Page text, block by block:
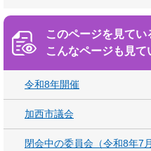
このページを見てい
こんなページも見て
令和8年開催
加西市議会
閉会中の委員会（令和8年7